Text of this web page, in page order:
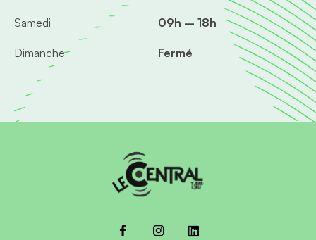
Samedi 09h – 18h
Dimanche Fermé